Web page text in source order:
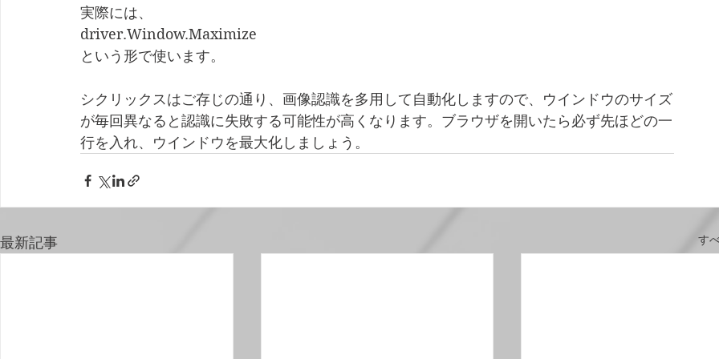
実際には、
driver.Window.Maximize
という形で使います。
シクリックスはご存じの通り、画像認識を多用して自動化しますので、ウインドウのサイズ
が毎回異なると認識に失敗する可能性が高くなります。ブラウザを開いたら必ず先ほどの一
行を入れ、ウインドウを最大化しましょう。
最新記事 す